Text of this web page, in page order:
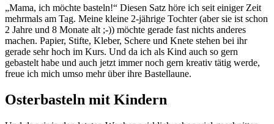
„Mama, ich möchte basteln!“ Diesen Satz höre ich seit einiger Zeit
mehrmals am Tag. Meine kleine 2-jährige Tochter (aber sie ist schon
2 Jahre und 8 Monate alt ;-)) möchte gerade fast nichts anderes
machen. Papier, Stifte, Kleber, Schere und Knete stehen bei ihr
gerade sehr hoch im Kurs. Und da ich als Kind auch so gern
gebastelt habe und auch jetzt immer noch gern kreativ tätig werde,
freue ich mich umso mehr über ihre Bastellaune.
Osterbasteln mit Kindern